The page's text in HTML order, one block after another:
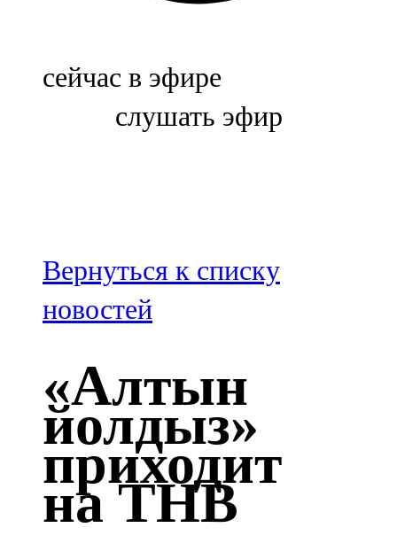
Болгар
100,3 FM
Зәй
106,6 FM
Кадыбаш
105,2 FM
Казан
91,5 FM
Кайбыч
сейчас в эфире
слушать эфир
Вернуться к списку
новостей
«Алтын
йолдыз»
приходит
на ТНВ